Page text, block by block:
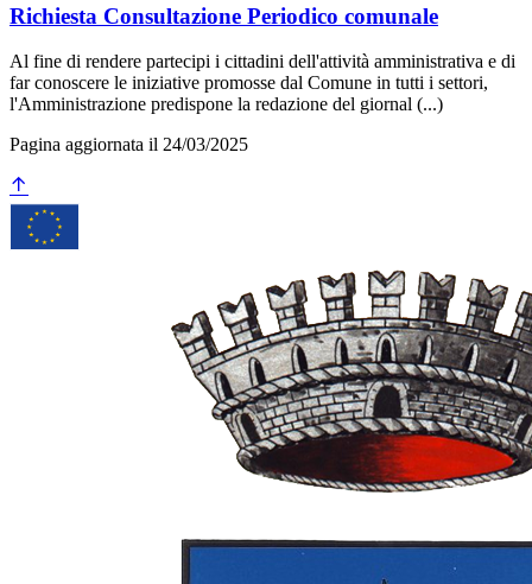
Richiesta Consultazione Periodico comunale
Al fine di rendere partecipi i cittadini dell'attività amministrativa e di
far conoscere le iniziative promosse dal Comune in tutti i settori,
l'Amministrazione predispone la redazione del giornal (...)
Pagina aggiornata il 24/03/2025